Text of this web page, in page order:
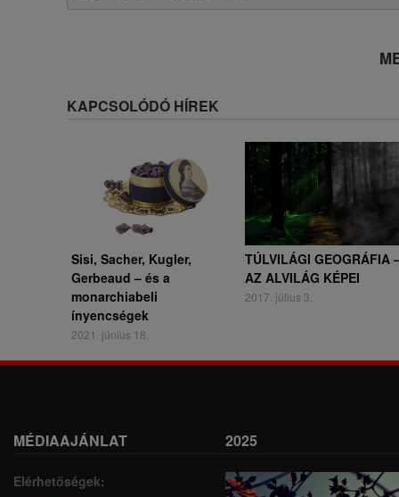
KAPCSOLÓDÓ HÍREK
Sisi, Sacher, Kugler,
Gerbeaud – és a
monarchiabeli
ínyencségek
2021. június 18.
TÚLVILÁGI GEOGRÁFIA
AZ ALVILÁG KÉPEI
2017. július 3.
MÉDIAAJÁNLAT
Elérhetőségek:
2025